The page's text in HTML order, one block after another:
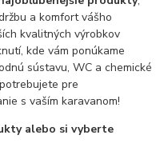
a komfort vášho
kvalitných výrobkov
kde vám ponúkame
sústavu, WC a chemické
pre
s vaším karavanom!
alebo si vyberte